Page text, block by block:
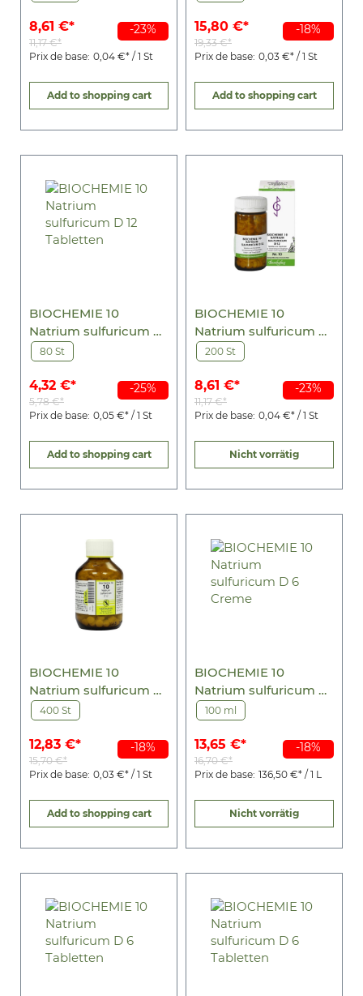
-23%
8,61 €*
11,17 €*
Prix de base: 0,04 €* / 1 St
Add to shopping cart
-18%
15,80 €*
19,33 €*
Prix de base: 0,03 €* / 1 St
Add to shopping cart
-25%
BIOCHEMIE 10
Natrium sulfuricum D
12 Tabletten
80 St
4,32 €*
5,78 €*
Prix de base: 0,05 €* / 1 St
Add to shopping cart
-23%
BIOCHEMIE 10
Natrium sulfuricum D
12 Tabletten
200 St
8,61 €*
11,17 €*
Prix de base: 0,04 €* / 1 St
Nicht vorrätig
-18%
BIOCHEMIE 10
Natrium sulfuricum D
12 Tabletten
400 St
12,83 €*
15,70 €*
Prix de base: 0,03 €* / 1 St
Add to shopping cart
-18%
BIOCHEMIE 10
Natrium sulfuricum D
6 Creme
100 ml
13,65 €*
16,70 €*
Prix de base: 136,50 €* / 1 L
Nicht vorrätig